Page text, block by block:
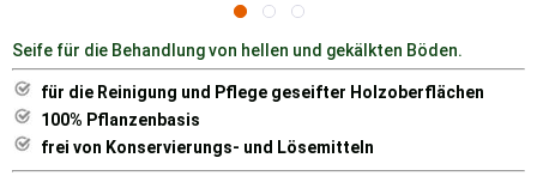
Seife für die Behandlung von hellen und gekälkten Böden.
für die Reinigung und Pflege geseifter Holzoberflächen
100% Pflanzenbasis
frei von Konservierungs- und Lösemitteln